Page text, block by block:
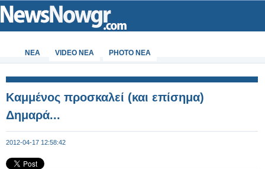
ΝΕΑ VIDEO NEA PHOTO NEA
Καμμένος προσκαλεί (και επίσημα)
Δημαρά...
2012-04-17 12:58:42